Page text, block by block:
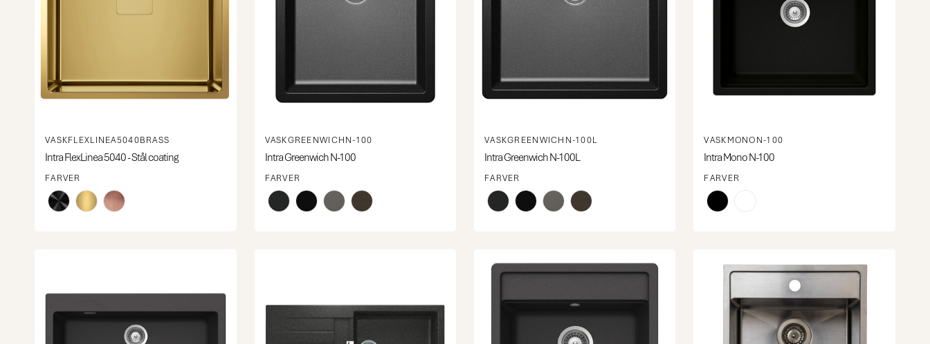
VASKFLEXLINEA5040BRASS
Intra FlexLinea 5040 - Stål coating
FARVER
VASKGREENWICHN-100
Intra Greenwich N-100
FARVER
VASKGREENWICHN-100L
Intra Greenwich N-100L
FARVER
VASKMONON-100
Intra Mono N-100
FARVER